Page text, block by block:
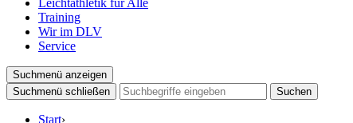
Training
Wir im DLV
Service
Suchmenü anzeigen
Suchmenü schließen
Suchen
Start›